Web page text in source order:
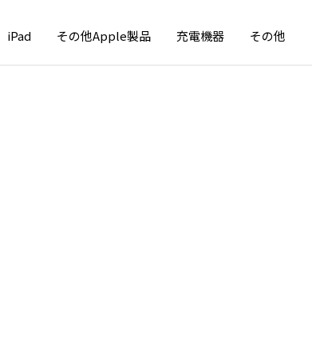
iPad その他Apple製品 充電機器 その他